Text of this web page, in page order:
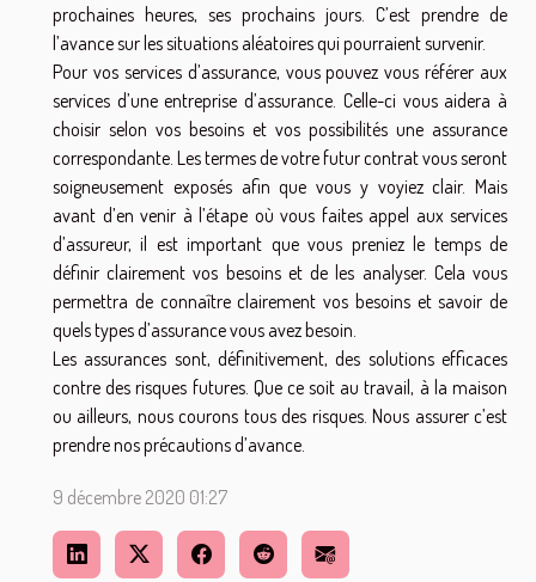
prochaines heures, ses prochains jours. C’est prendre de
l’avance sur les situations aléatoires qui pourraient survenir.
Pour vos services d’assurance, vous pouvez vous référer aux
services d’une entreprise d’assurance. Celle-ci vous aidera à
choisir selon vos besoins et vos possibilités une assurance
correspondante. Les termes de votre futur contrat vous seront
soigneusement exposés afin que vous y voyiez clair. Mais
avant d’en venir à l’étape où vous faites appel aux services
d’assureur, il est important que vous preniez le temps de
définir clairement vos besoins et de les analyser. Cela vous
permettra de connaître clairement vos besoins et savoir de
quels types d’assurance vous avez besoin.
Les assurances sont, définitivement, des solutions efficaces
contre des risques futures. Que ce soit au travail, à la maison
ou ailleurs, nous courons tous des risques. Nous assurer c’est
prendre nos précautions d’avance.
9 décembre 2020 01:27